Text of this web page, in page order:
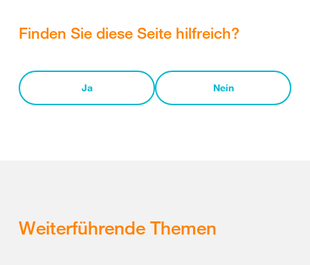
Finden Sie diese Seite hilfreich?
Ja Nein
Weiterführende Themen